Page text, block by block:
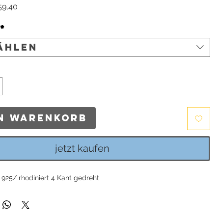
*
Warenkorb
jetzt kaufen
rhodiniert 4 Kant gedreht